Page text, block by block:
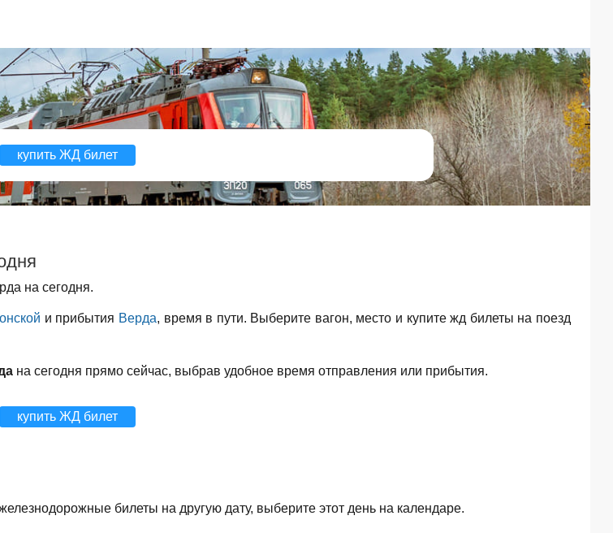
купить ЖД билет
на сегодня.
и прибытия Верда, время в пути. Выберите вагон, место и купите жд билеты на поезд
на сегодня прямо сейчас, выбрав удобное время отправления или прибытия.
купить ЖД билет
билеты на другую дату, выберите этот день на календаре.